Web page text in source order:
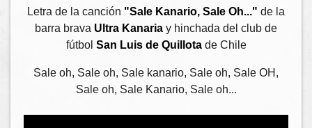
Letra de la canción "Sale Kanario, Sale Oh..." de la
barra brava Ultra Kanaria y hinchada del club de
fútbol San Luis de Quillotade Chile
Sale oh, Sale oh, Sale kanario, Sale oh, Sale OH,
Sale oh, Sale Kanario, Sale oh...